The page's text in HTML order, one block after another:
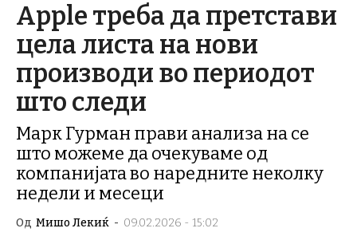
Apple треба да претстави
цела листа на нови
производи во периодот
што следи
Марк Гурман прави анализа на се
што можеме да очекуваме од
компанијата во наредните неколку
недели и месеци
Од Мишо Лекиќ - 09.02.2026 - 15:02